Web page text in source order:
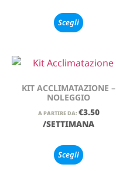
Scegli
KIT ACCLIMATAZIONE –
NOLEGGIO
A PARTIRE DA: €3.50
/SETTIMANA
Scegli